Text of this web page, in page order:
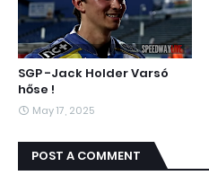
SGP -Jack Holder Varsó
hőse !
May 17, 2025
POST A COMMENT